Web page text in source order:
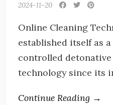
2024-11-20
Online Cleaning
established itself as
controlled detonative
technology since its
Continue Reading →